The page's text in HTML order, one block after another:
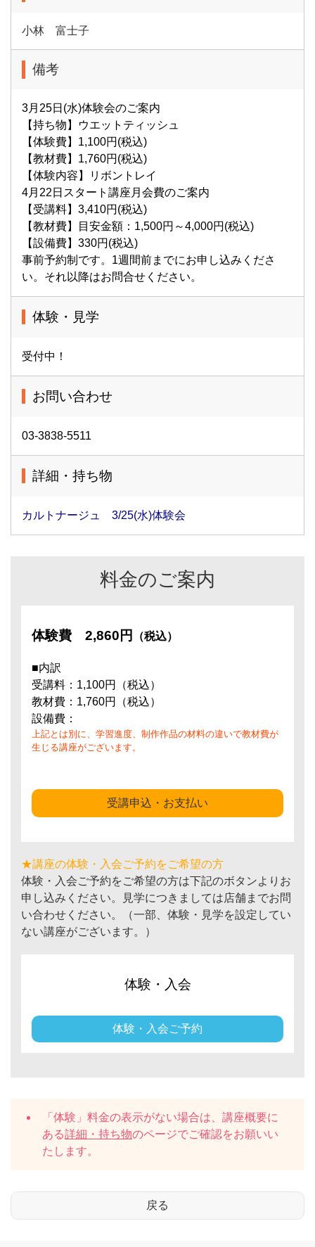
小林 富士子
備考
3月25日(水)体験会のご案内
【持ち物】ウエットティッシュ
【体験費】1,100円(税込)
【教材費】1,760円(税込)
【体験内容】リボントレイ
4月22日スタート講座月会費のご案内
【受講料】3,410円(税込)
【教材費】目安金額：1,500円～4,000円(税込)
【設備費】330円(税込)
事前予約制です。1週間前までにお申し込みくださ
い。それ以降はお問合せください。
体験・見学
受付中！
お問い合わせ
03-3838-5511
詳細・持ち物
カルトナージュ 3/25(水)体験会
料金のご案内
体験費 2,860円 （税込）
■内訳
受講料：1,100円（税込）
教材費：1,760円（税込）
設備費：
上記とは別に、学習進度、制作作品の材料の違いで教材費が
生じる講座がございます。
受講申込・お支払い
★講座の体験・入会ご予約をご希望の方
体験・入会ご予約をご希望の方は下記のボタンよりお
申し込みください。見学につきましては店舗までお問
い合わせください。（一部、体験・見学を設定してい
ない講座がございます。）
体験・入会
体験・入会ご予約
「体験」料金の表示がない場合は、講座概要に
ある詳細・持ち物のページでご確認をお願いい
たします。